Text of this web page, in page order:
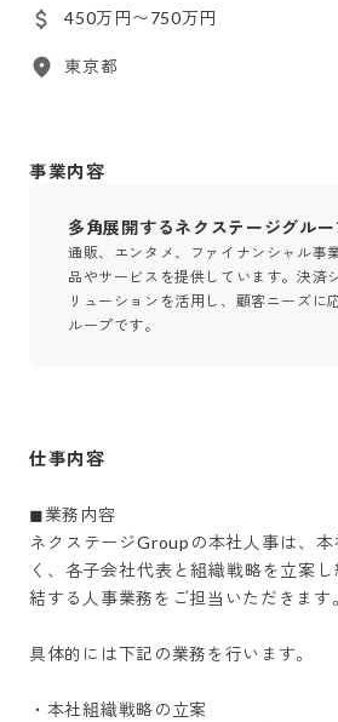
450万円〜750万円
東京都
事業内容
多角展開するネクステージグル
通販、エンタメ、ファイナンシャル事
品やサービスを提供しています。決済
リューションを活用し、顧客ニーズに
ループです。
仕事内容
◼︎業務内容
ネクステージGroupの本社人事は、
く、各子会社代表と組織戦略を立案
結する人事業務をご担当いただきます
具体的には下記の業務を行います。
・本社組織戦略の立案